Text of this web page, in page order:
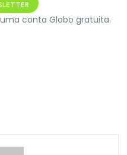
conta Globo gratuita.